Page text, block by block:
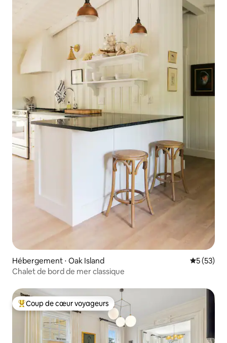
Hébergement ⋅ Oak Island
5 (53)
Chalet de bord de mer classique
Coups de cœur voyageurs les plus appréciés
Coup de cœur voyageurs